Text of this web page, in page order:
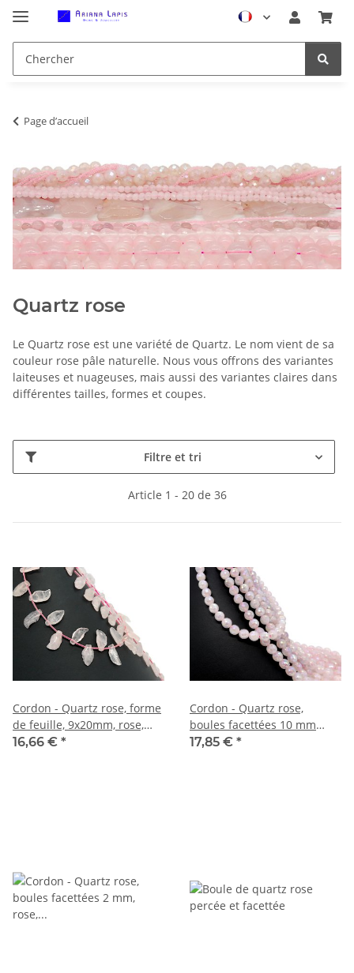
Page d’accueil
Quartz rose
Le Quartz rose est une variété de Quartz. Le nom vient de sa
couleur rose pâle naturelle. Nous vous offrons des variantes
laiteuses et nuageuses, mais aussi des variantes claires dans
différentes tailles, formes et coupes.
Filtre et tri
Article 1 - 20 de 36
Cordon - Quartz rose, forme
de feuille, 9x20mm, rose,
30pcs. /1258
16,66 € *
Cordon - Quartz rose,
boules facettées 10 mm
rose, irisées multicolores,
17,85 € *